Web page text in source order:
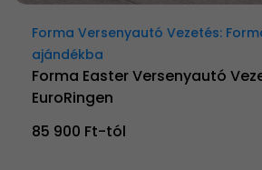
Forma Versenyautó Vezetés:
ajándékba
Forma Easter Versenyautó
EuroRingen
85 900 Ft-tól